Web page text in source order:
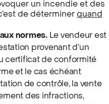
un incendie et des
de déterminer quand
normes.Le vendeur est
provenant d’un
certificat de conformité
et le cas échéant
de contrôle, la vente
des infractions,